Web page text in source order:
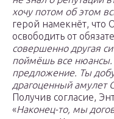
хочу потом об этом
герой намекнёт,
освободить от
совершенно другая
поймёшь все нюансы.
предложение. Ты
драгоценный амулет
Получив согласие,
«Наконец-то, мы